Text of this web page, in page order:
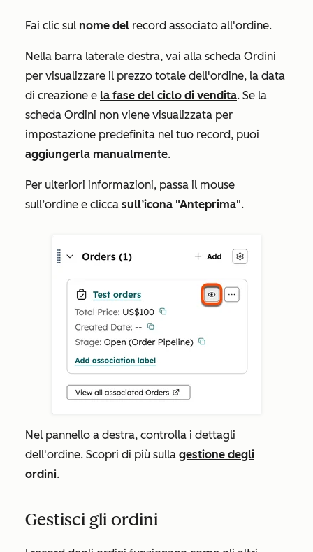
Fai clic sul nome del record associato all'ordine.
Nella barra laterale destra, vai alla scheda Ordini
per visualizzare il prezzo totale dell'ordine, la data
di creazione e la fase del ciclo di vendita. Se la
scheda Ordini non viene visualizzata per
impostazione predefinita nel tuo record, puoi
aggiungerla manualmente.
Per ulteriori informazioni, passa il mouse
sull’ordine e clicca sull’icona "Anteprima".
Nel pannello a destra, controlla i dettagli
dell'ordine. Scopri di più sulla gestione degli
ordini.
Gestisci gli ordini